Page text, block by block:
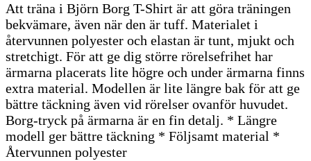
Att träna i Björn Borg T-Shirt är att göra träningen
bekvämare, även när den är tuff. Materialet i
återvunnen polyester och elastan är tunt, mjukt och
stretchigt. För att ge dig större rörelsefrihet har
ärmarna placerats lite högre och under ärmarna finns
extra material. Modellen är lite längre bak för att ge
bättre täckning även vid rörelser ovanför huvudet.
Borg-tryck på ärmarna är en fin detalj. * Längre
modell ger bättre täckning * Följsamt material *
Återvunnen polyester